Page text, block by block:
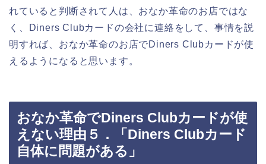
れていると判断されて人は、おなか革命のお店ではな
く、Diners Clubカードの会社に連絡をして、事情を説
明すれば、おなか革命のお店でDiners Clubカードが使
えるようになると思います。
おなか革命でDiners Clubカードが使
えない理由５．「Diners Clubカード
自体に問題がある」